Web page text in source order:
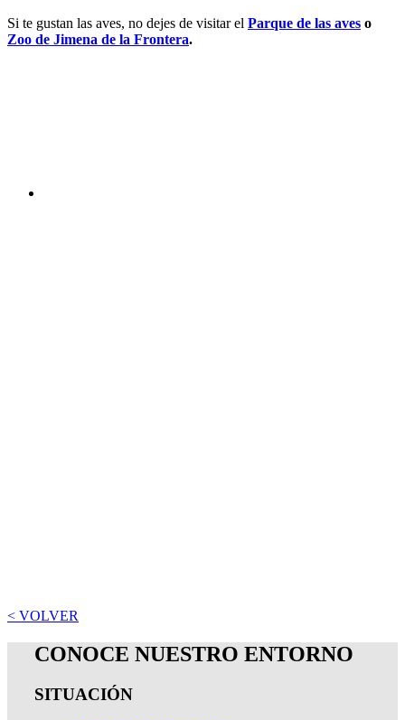
Si te gustan las aves, no dejes de visitar el Parque de las aves o
Zoo de Jimena de la Frontera.
< VOLVER
CONOCE NUESTRO ENTORNO
SITUACIÓN